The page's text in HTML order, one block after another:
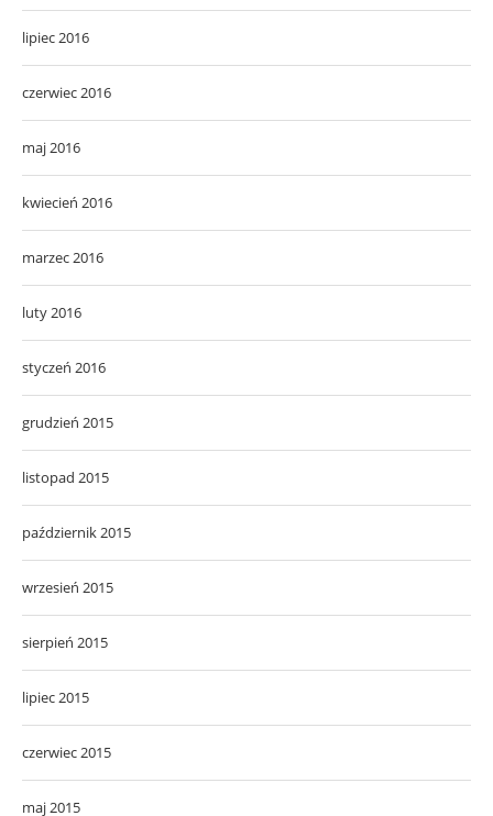
lipiec 2016
czerwiec 2016
maj 2016
kwiecień 2016
marzec 2016
luty 2016
styczeń 2016
grudzień 2015
listopad 2015
październik 2015
wrzesień 2015
sierpień 2015
lipiec 2015
czerwiec 2015
maj 2015